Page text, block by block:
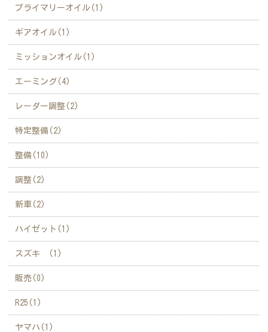
プライマリーオイル(1)
ギアオイル(1)
ミッションオイル(1)
エーミング(4)
レーダー調整(2)
特定整備(2)
整備(10)
調整(2)
新車(2)
ハイゼット(1)
スズキ (1)
販売(0)
R25(1)
ヤマハ(1)